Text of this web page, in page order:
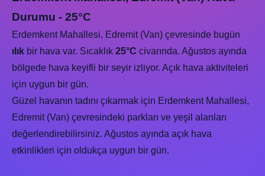
Durumu - 25°C
Erdemkent Mahallesi, Edremit (Van) çevresinde bugün
ılık bir hava var. Sıcaklık 25°C civarında. Ağustos ayında
bölgede hava keyifli bir seyir izliyor. Açık hava aktiviteleri
için uygun bir gün.
Güzel havanın tadını çıkarmak için Erdemkent Mahallesi,
Edremit (Van) çevresindeki parkları ve yeşil alanları
değerlendirebilirsiniz. Ağustos ayında açık hava
etkinlikleri için oldukça uygun bir gün.